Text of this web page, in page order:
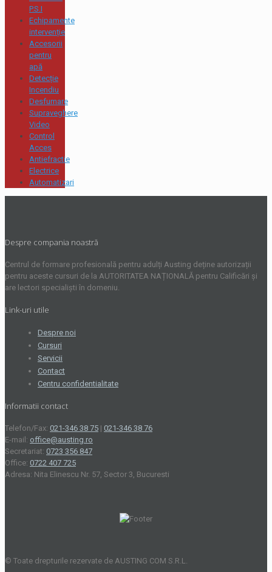
P.S.I
Echipamente
intervenție
Accesorii
pentru
apă
Detecție
Incendiu
Desfumare
Supraveghere
Video
Control
Acces
Antiefractie
Electrice
Automatizari
Despre compania noastră
Centrul de formare profesională pentru adulți Austing deține autorizații
pentru aceste cursuri de la AUTORITATEA NAȚIONALĂ pentru Calificări și
are lectori specialiști în domeniu.
Link-uri utile
Despre noi
Cursuri
Servicii
Contact
Centru confidentialitate
Informatii contact
Telefon/Fax: 021-346 38 75 | 021-346 38 76
E-mail: office@austing.ro
Secretariat: 0723 356 847
Office: 0722 407 725
Adresa: Nita Elinescu Nr. 57, Sector 3, Bucuresti
© Toate drepturile rezervate de AUSTING COM S.R.L.